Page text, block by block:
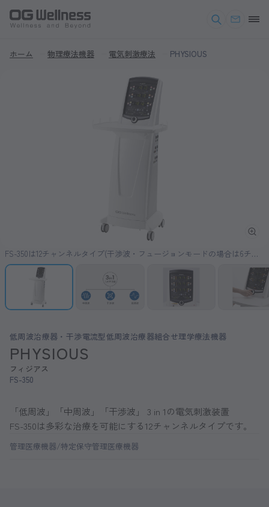
ホーム 物理療法機器 電気刺激療法 PHYSIOUS
FS-350は12チャンネルタイプ(干渉波・フュージョンモードの場合は6チャ
ンネルです。)
低周波治療器・干渉電流型低周波治療器組合せ理学療法機器
PHYSIOUS
フィジアス
FS-350
「低周波」「中周波」「干渉波」 3 in 1の電気刺激装置
FS-350は多彩な治療を可能にする12チャンネルタイプです。
管理医療機器/特定保守管理医療機器